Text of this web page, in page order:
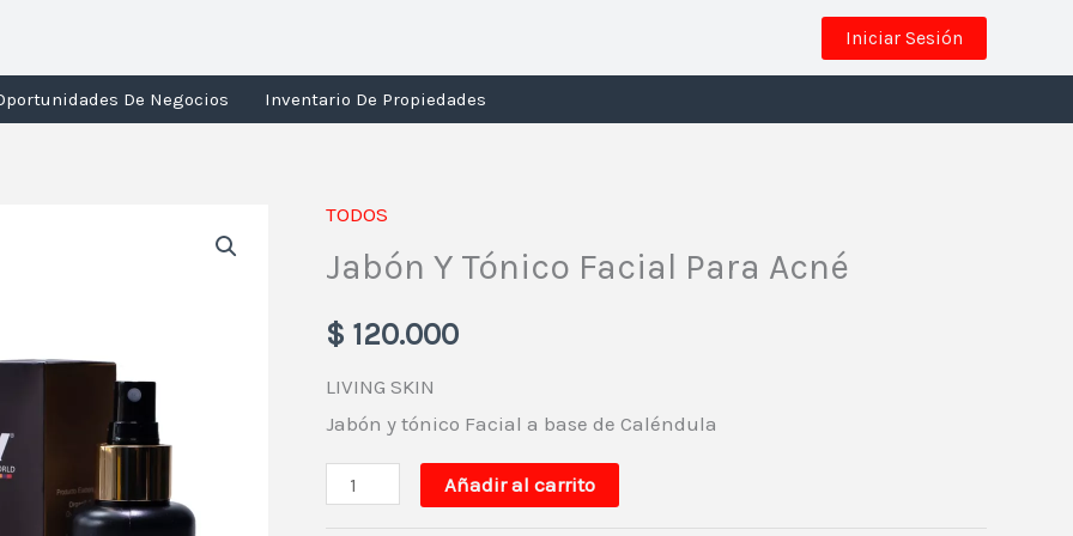
Iniciar Sesión
De Negocios Inventario De Propiedades
TODOS
Jabón Y Tónico Facial Para Acné
$ 120.000
LIVING SKIN
Jabón y tónico Facial a base de Caléndula
Jabón
Facial
Añadir al carrito